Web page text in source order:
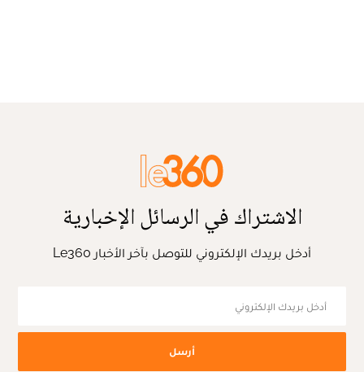
الاشتراك في الرسائل الإخبارية
أدخل بريدك الإلكتروني للتوصل بآخر الأخبار Le360
أرسل